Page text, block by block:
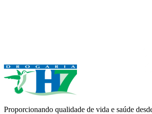
Proporcionando qualidade de vida e saúde